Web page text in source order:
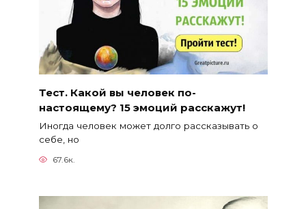
Тест. Какой вы человек по-
настоящему? 15 эмоций расскажут!
Иногда человек может долго рассказывать о
себе, но
67.6к.